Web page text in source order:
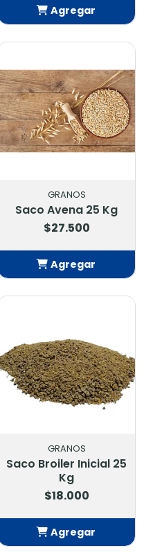
Agregar
Añadido
GRANOS
Saco Avena 25 Kg
$27.500
Agregar
GRANOS
Saco Broiler Inicial 25
Kg
$18.000
Agregar